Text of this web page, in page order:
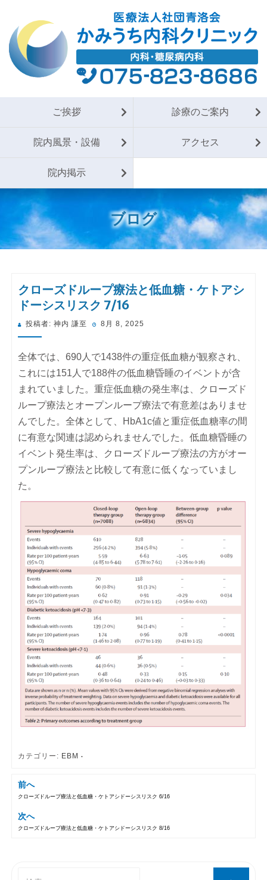
ご挨拶 診療のご案内
院内風景・設備 アクセス
院内掲示
ブログ
クローズドループ療法と低血糖・ケトアシ
ドーシスリスク 7/16
投稿者: 神内 謙至
投 8月 8, 2025
全体では、690人で1438件の重症低血糖が観察され、
これには151人で188件の低血糖昏睡のイベントが含
まれていました。重症低血糖の発生率は、クローズド
ループ療法とオープンループ療法で有意差はありませ
んでした。全体として、HbA1c値と重症低血糖率の間
に有意な関連は認められませんでした。低血糖昏睡の
イベント発生率は、クローズドループ療法の方がオー
プンループ療法と比較して有意に低くなっていまし
た。
カテゴリー: EBM
前へ
クローズドループ療法と低血糖・ケトアシドーシスリスク 6/16
次へ
クローズドループ療法と低血糖・ケトアシドーシスリスク 8/16